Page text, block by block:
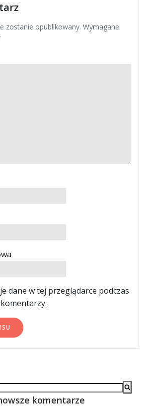
zostanie opublikowany. Wymagane
dane w tej przeglądarce podczas
komentarze